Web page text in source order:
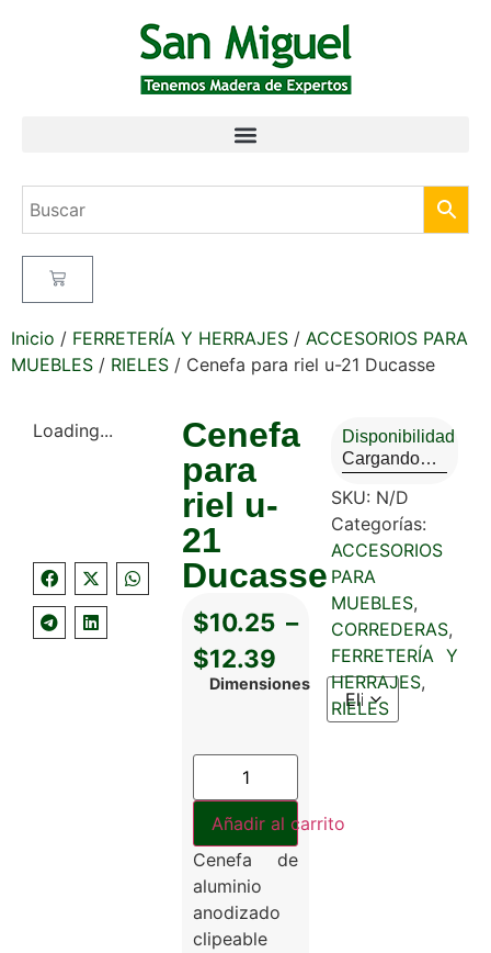
Inicio / FERRETERÍA Y HERRAJES / ACCESORIOS PARA
MUEBLES / RIELES / Cenefa para riel u-21 Ducasse
Loading...
Cenefa
para
riel u-
21
Ducasse
$10.25 –
$12.39
Dimensiones
Añadir al carrito
Cenefa de
aluminio
anodizado
clipeable
Disponibilidad
Cargando…
SKU: N/D
Categorías:
ACCESORIOS
PARA
MUEBLES,
CORREDERAS,
FERRETERÍA Y
HERRAJES,
RIELES